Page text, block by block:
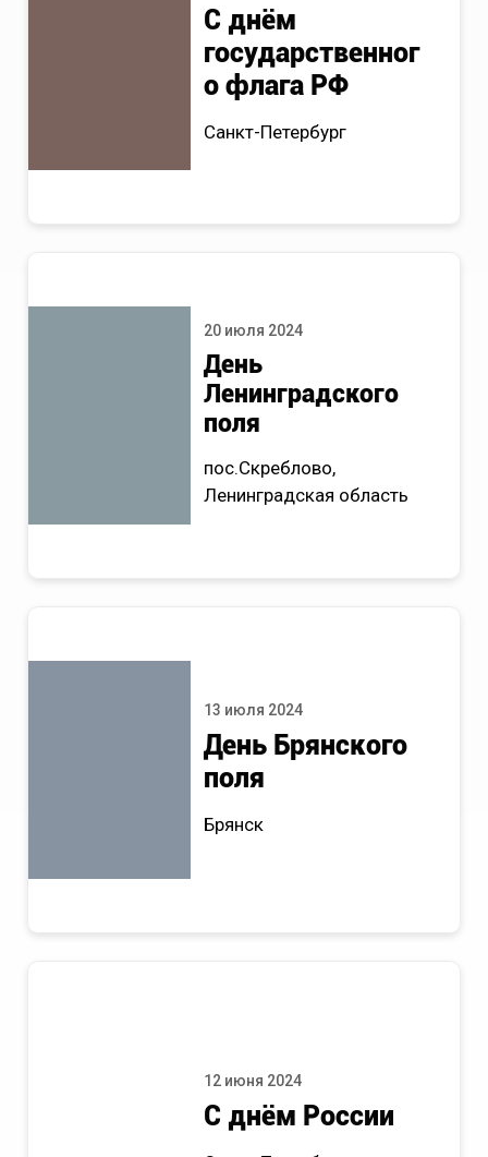
С днём
государственног
о флага РФ
Санкт-Петербург
20 июля 2024
День
Ленинградского
поля
пос.Скреблово,
Ленинградская область
13 июля 2024
День Брянского
поля
Брянск
12 июня 2024
С днём России